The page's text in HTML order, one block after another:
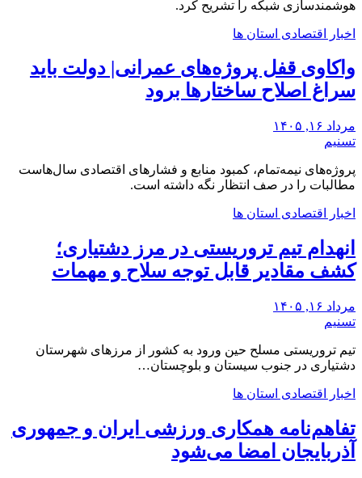
هوشمندسازی شبکه را تشریح کرد.
اخبار اقتصادی استان ها
واکاوی قفل پروژه‌های عمرانی| دولت باید
سراغ اصلاح ساختارها برود
مرداد ۱۶, ۱۴۰۵
تسنیم
‌پروژه‌های نیمه‌تمام، کمبود منابع و فشارهای اقتصادی‌ سال‌هاست
‌مطالبات ‌را در صف انتظار نگه داشته است.
اخبار اقتصادی استان ها
انهدام تیم تروریستی در مرز دشتیاری؛
کشف مقادیر قابل توجه سلاح و مهمات
مرداد ۱۶, ۱۴۰۵
تسنیم
تیم تروریستی مسلح حین ورود به کشور از مرزهای شهرستان
دشتیاری در جنوب سیستان و بلوچستان…
اخبار اقتصادی استان ها
تفاهم‌نامه همکاری ورزشی ایران و جمهوری
آذربایجان امضا می‌شود